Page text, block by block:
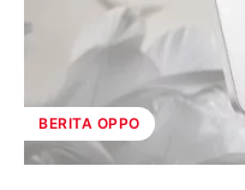
BERITA OPPO